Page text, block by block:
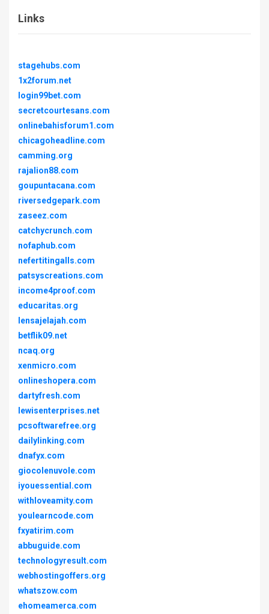
Links
stagehubs.com
1x2forum.net
login99bet.com
secretcourtesans.com
onlinebahisforum1.com
chicagoheadline.com
camming.org
rajalion88.com
goupuntacana.com
riversedgepark.com
zaseez.com
catchycrunch.com
nofaphub.com
nefertitingalls.com
patsyscreations.com
income4proof.com
educaritas.org
lensajelajah.com
betflik09.net
ncaq.org
xenmicro.com
onlineshopera.com
dartyfresh.com
lewisenterprises.net
pcsoftwarefree.org
dailylinking.com
dnafyx.com
giocolenuvole.com
iyouessential.com
withloveamity.com
youlearncode.com
fxyatirim.com
abbuguide.com
technologyresult.com
webhostingoffers.org
whatszow.com
ehomeamerca.com